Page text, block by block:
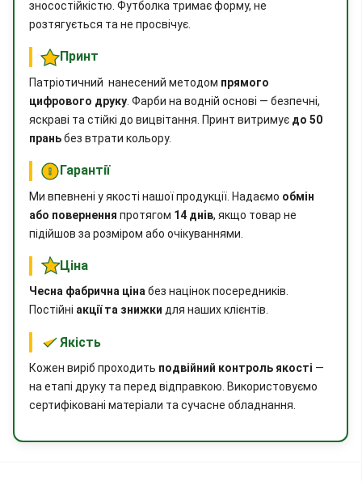
зносостійкістю. Футболка тримає форму, не
розтягується та не просвічує.
Принт
Патріотичний нанесений методом прямого
цифрового друку . Фарби на водній основі — безпечні,
яскраві та стійкі до вицвітання. Принт витримує до 50
праньбез втрати кольору.
Гарантії
Ми впевнені у якості нашої продукції. Надаємо обмін
або повернення протягом 14 днів, якщо товар не
підійшов за розміром або очікуваннями.
Ціна
Чесна фабрична цінабез націнок посередників.
Постійні акції та знижки для наших клієнтів.
Якість
Кожен виріб проходить подвійний контроль якості —
на етапі друку та перед відправкою. Використовуємо
сертифіковані матеріали та сучасне обладнання.